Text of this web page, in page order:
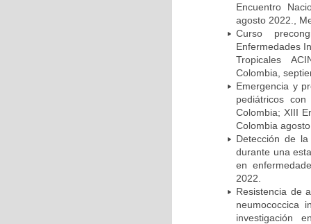
Encuentro
agosto 2022.,
Curso
Enfermedades
Tropicales
Colombia,
Emergencia y
pediátricos
Colombia; XIII
Colombia
Detección de
durante una
en
2022.
Resistencia de
neumococcica
investigación